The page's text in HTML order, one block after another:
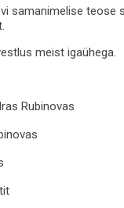
samanimelise
meist igaühega.
Rubinovas